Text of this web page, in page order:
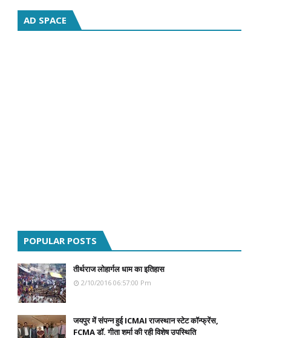
AD SPACE
POPULAR POSTS
तीर्थराज लोहार्गल धाम का इतिहास
2/10/2016 06:57:00 Pm
जयपुर में संपन्न हुई ICMAI राजस्थान स्टेट कॉन्फ्रेंस,
FCMA डॉ. गीता शर्मा की रही विशेष उपस्थिति